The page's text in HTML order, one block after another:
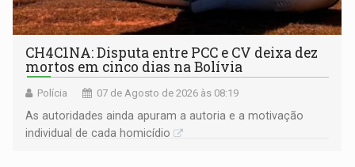
CH4C1NA: Disputa entre PCC e CV deixa dez
mortos em cinco dias na Bolívia
Polícia 07 de Agosto de 2026 às 08:19
As autoridades ainda apuram a autoria e a motivação
individual de cada homicídio